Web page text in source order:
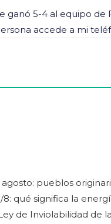
ganó 5-4 al equipo de
accede a mi
pueblos
qué significa la
de Inviolabilidad de